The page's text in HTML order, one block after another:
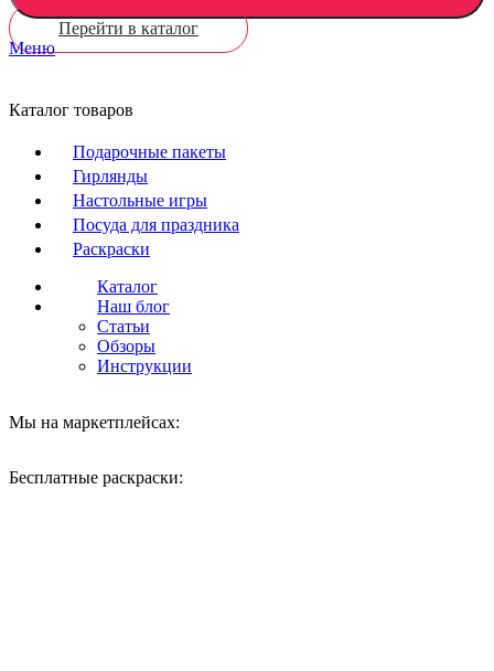
Перейти в каталог
Меню
Каталог товаров
Подарочные пакеты
Гирлянды
Настольные игры
Посуда для праздника
Раскраски
Каталог
Наш блог
Статьи
Обзоры
Инструкции
Мы на маркетплейсах:
Бесплатные раскраски: